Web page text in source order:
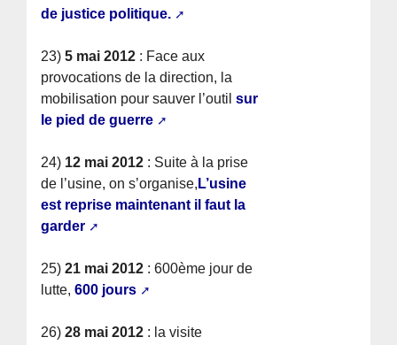
de justice politique.
23)5 mai 2012 : Face aux
provocations de la direction, la
mobilisation pour sauver l’outilsur
le pied de guerre
24) 12 mai 2012 : Suite à la prise
de l’usine, on s’organise, L’usine
est reprise maintenant il faut la
garder
25)21 mai 2012 : 600ème jour de
lutte,600 jours
26)28 mai 2012 : la visite